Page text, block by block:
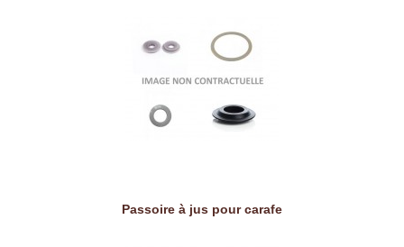
Passoire à jus pour carafe